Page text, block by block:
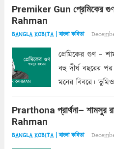
কোথাও কি এরকম
Premiker Gun প্রেমিকের
Rahman
BANGLA KOBITA | বাংলা কবিতা
প্রেমিকের গুণ –
বহু দীর্ঘ বছরের
মনের বিবরে।
একান্ত জরুরি-
Prarthona প্রার্থনা– শামসুর
Rahman
BANGLA KOBITA | বাংলা কবিতা